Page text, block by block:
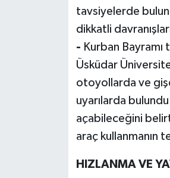
tavsiyelerde
dikkatli
- Kurban Bayramı
Üsküdar
otoyollarda ve
uyarılarda
açabileceğini
araç kullanmanın
HIZLANMA VE